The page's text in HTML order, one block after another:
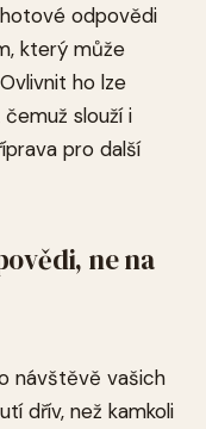
odpovědi
který může
ho lze
slouží i
pro další
ne na
návštěvě vašich
dřív, než kamkoli